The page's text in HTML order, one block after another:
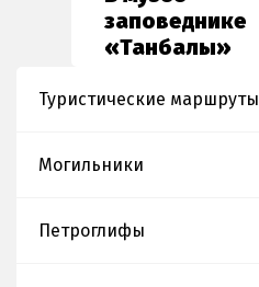
заповеднике
«Танбалы»
культурно-
«Оживление
наскальных
Туристические маршруты
Могильники
Петроглифы